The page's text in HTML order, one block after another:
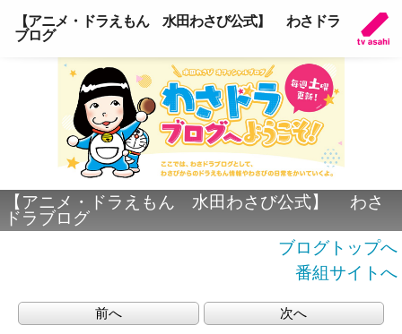
【アニメ・ドラえもん 水田わさび公式】 わさドラ
ブログ
【アニメ・ドラえもん 水田わさび公式】 わさ
ドラブログ
ブログトップへ
番組サイトへ
前へ 次へ